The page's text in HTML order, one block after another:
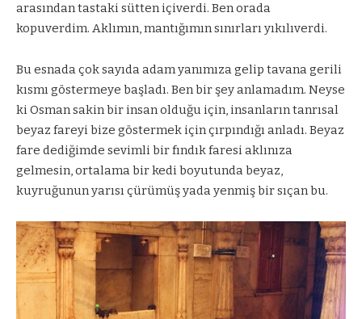
arasından tastaki sütten içiverdi. Ben orada
kopuverdim. Aklımın, mantığımın sınırları yıkılıverdi.
Bu esnada çok sayıda adam yanımıza gelip tavana gerili
kısmı göstermeye başladı. Ben bir şey anlamadım. Neyse
ki Osman sakin bir insan olduğu için, insanların tanrısal
beyaz fareyi bize göstermek için çırpındığı anladı. Beyaz
fare dediğimde sevimli bir fındık faresi aklınıza
gelmesin, ortalama bir kedi boyutunda beyaz,
kuyruğunun yarısı çürümüş yada yenmiş bir sıçan bu.